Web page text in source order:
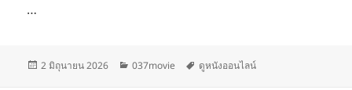
…
เขียน
2 มิถุนายน 2026
หมวด
037movie
ป้าย
ดูหนังออนไลน์